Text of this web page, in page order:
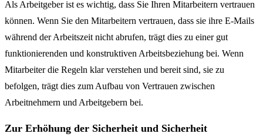
Als Arbeitgeber ist es wichtig, dass Sie Ihren Mitarbeitern vertrauen
können. Wenn Sie den Mitarbeitern vertrauen, dass sie ihre E-Mails
während der Arbeitszeit nicht abrufen, trägt dies zu einer gut
funktionierenden und konstruktiven Arbeitsbeziehung bei. Wenn
Mitarbeiter die Regeln klar verstehen und bereit sind, sie zu
befolgen, trägt dies zum Aufbau von Vertrauen zwischen
Arbeitnehmern und Arbeitgebern bei.
Zur Erhöhung der Sicherheit und Sicherheit